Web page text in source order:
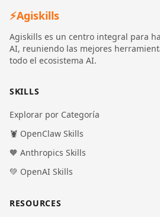
⚡Agiskills
Agiskills es un centro integral para
AI, reuniendo las mejores
todo el ecosistema AI.
SKILLS
Explorar por Categoría
🦞 OpenClaw Skills
🧡 Anthropics Skills
💚 OpenAI Skills
RESOURCES